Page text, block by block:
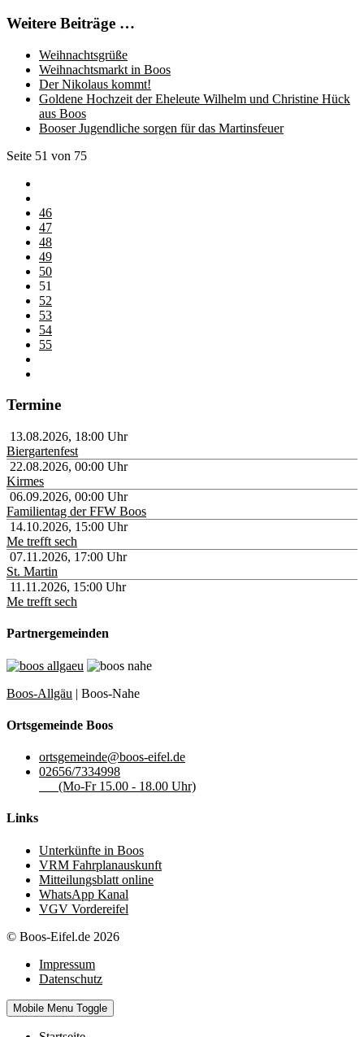
Weitere Beiträge …
Weihnachtsgrüße
Weihnachtsmarkt in Boos
Der Nikolaus kommt!
Goldene Hochzeit der Eheleute Wilhelm und Christine Hück
aus Boos
Booser Jugendliche sorgen für das Martinsfeuer
Seite 51 von 75
46
47
48
49
50
51
52
53
54
55
Termine
13.08.2026, 18:00 Uhr
Biergartenfest
22.08.2026, 00:00 Uhr
Kirmes
06.09.2026, 00:00 Uhr
Familientag der FFW Boos
14.10.2026, 15:00 Uhr
Me trefft sech
07.11.2026, 17:00 Uhr
St. Martin
11.11.2026, 15:00 Uhr
Me trefft sech
Partnergemeinden
Boos-Allgäu | Boos-Nahe
Ortsgemeinde Boos
ortsgemeinde@boos-eifel.de
02656/7334998
(Mo-Fr 15.00 - 18.00 Uhr)
Links
Unterkünfte in Boos
VRM Fahrplanauskunft
Mitteilungsblatt online
WhatsApp Kanal
VGV Vordereifel
© Boos-Eifel.de 2026
Impressum
Datenschutz
Mobile Menu Toggle